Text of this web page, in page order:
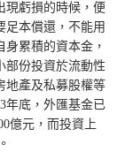
現虧損的時候，便
足本償還，不能用
累積的資本金，
部份投資於流動性
地產及私募股權等
年底，外匯基金已
億元，而投資上